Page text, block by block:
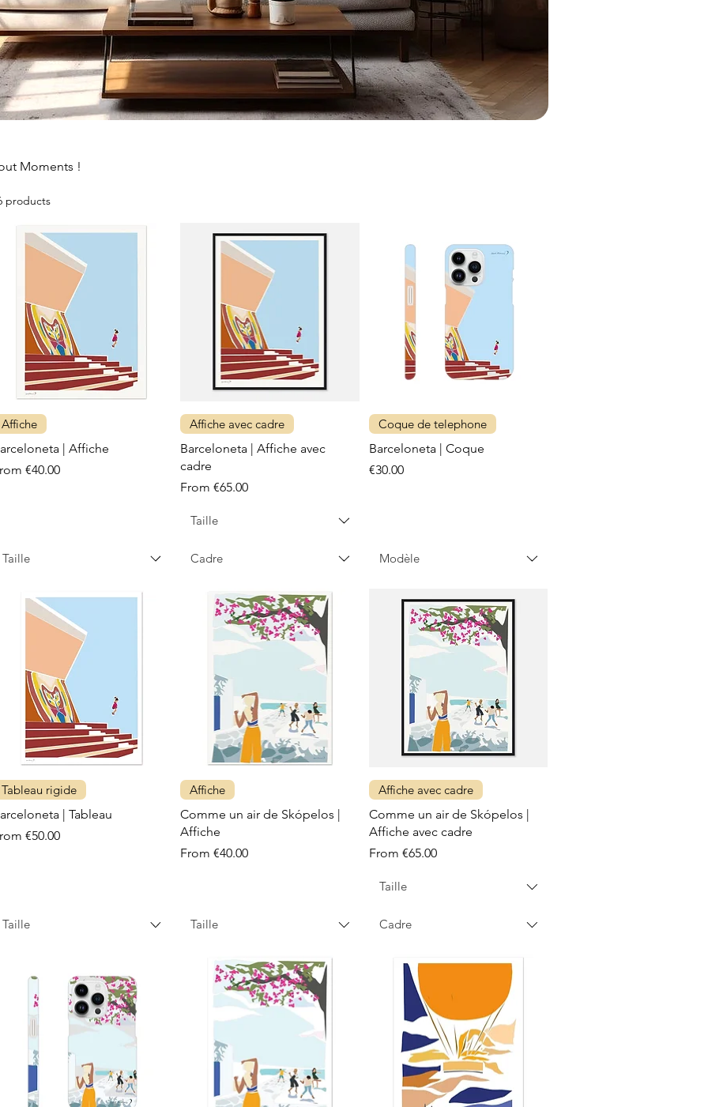
Moments !
products
Affiche
| Affiche
€40.00
Price
Taille
Affiche avec cadre
Barceloneta | Affiche avec
cadre
From€65.00
Sale Price
Taille
Cadre
Coque de telephone
Barceloneta | Coque
Price
€30.00
Modèle
Tableau rigide
| Tableau
€50.00
Price
Taille
Affiche
Comme un air de Skópelos |
Affiche
From€40.00
Sale Price
Taille
Affiche avec cadre
Comme un air de Skópelos |
Affiche avec cadre
From €65.00
Sale Price
Taille
Cadre